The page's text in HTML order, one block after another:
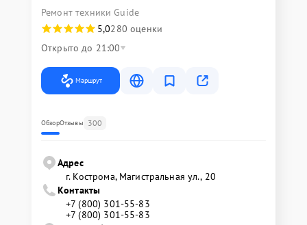
Ремонт техники Guide
5,0280 оценки
Открыто до 21:00
Маршрут
ОбзорОтзывы 300
Адрес
г. Кострома, Магистральная ул., 20
Контакты
+7 (800) 301-55-83
+7 (800) 301-55-83